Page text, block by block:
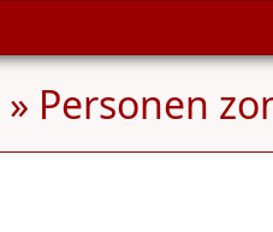
» Personen